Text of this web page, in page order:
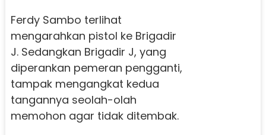
Ferdy Sambo terlihat
mengarahkan pistol ke Brigadir
J. Sedangkan Brigadir J, yang
diperankan pemeran pengganti,
tampak mengangkat kedua
tangannya seolah-olah
memohon agar tidak ditembak.